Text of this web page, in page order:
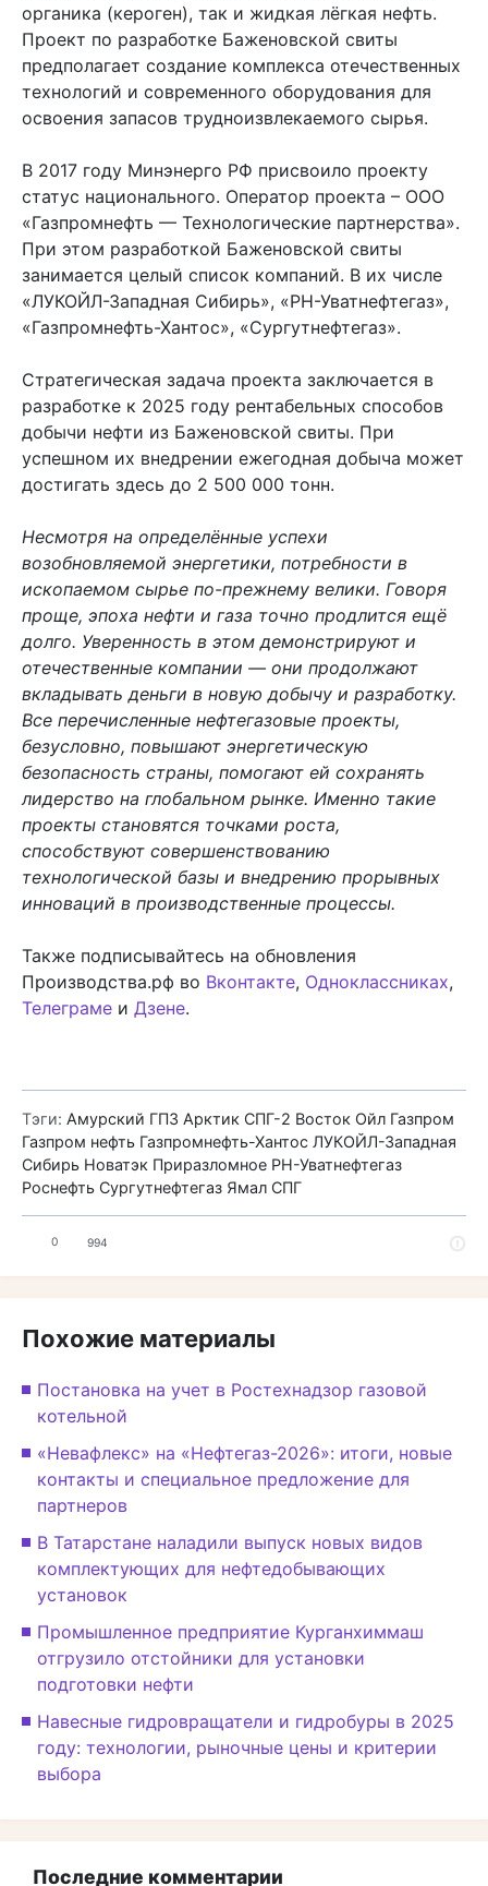
органика (кероген), так и жидкая лёгкая нефть.
Проект по разработке Баженовской свиты
предполагает создание комплекса отечественных
технологий и современного оборудования для
освоения запасов трудноизвлекаемого сырья.
В 2017 году Минэнерго РФ присвоило проекту
статус национального. Оператор проекта – ООО
«Газпромнефть — Технологические партнерства».
При этом разработкой Баженовской свиты
занимается целый список компаний. В их числе
«ЛУКОЙЛ-Западная Сибирь», «РН-Уватнефтегаз»,
«Газпромнефть-Хантос», «Сургутнефтегаз».
Стратегическая задача проекта заключается в
разработке к 2025 году рентабельных способов
добычи нефти из Баженовской свиты. При
успешном их внедрении ежегодная добыча может
достигать здесь до 2 500 000 тонн.
Несмотря на определённые успехи
возобновляемой энергетики, потребности в
ископаемом сырье по-прежнему велики. Говоря
проще, эпоха нефти и газа точно продлится ещё
долго. Уверенность в этом демонстрируют и
отечественные компании — они продолжают
вкладывать деньги в новую добычу и разработку.
Все перечисленные нефтегазовые проекты,
безусловно, повышают энергетическую
безопасность страны, помогают ей сохранять
лидерство на глобальном рынке. Именно такие
проекты становятся точками роста,
способствуют совершенствованию
технологической базы и внедрению прорывных
инноваций в производственные процессы.
Также подписывайтесь на обновления
Производства.рф во Вконтакте, Одноклассниках,
Телеграме и Дзене.
Тэги: Амурский ГПЗ Арктик СПГ-2 Восток Ойл Газпром
Газпром нефть Газпромнефть-Хантос ЛУКОЙЛ-Западная
Сибирь Новатэк Приразломное РН-Уватнефтегаз
Роснефть Сургутнефтегаз Ямал СПГ
0 994
Похожие материалы
Постановка на учет в Ростехнадзор газовой
котельной
«Невафлекс» на «Нефтегаз-2026»: итоги, новые
контакты и специальное предложение для
партнеров
В Татарстане наладили выпуск новых видов
комплектующих для нефтедобывающих
установок
Промышленное предприятие Курганхиммаш
отгрузило отстойники для установки
подготовки нефти
Навесные гидровращатели и гидробуры в 2025
году: технологии, рыночные цены и критерии
выбора
Последние комментарии